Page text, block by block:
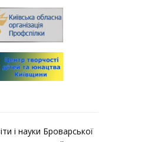
і науки Броварської